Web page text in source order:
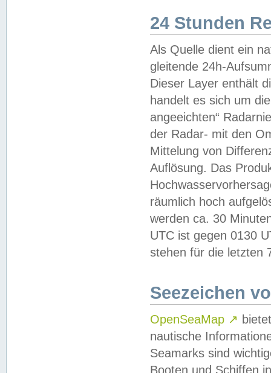
24 Stunden
Als Quelle dient ein
gleitende 24h-
Dieser Layer enthält
handelt es sich um
angeeichten“
der Radar- mit den
Mittelung von
Auflösung. Das
räumlich hoch
werden ca. 30
UTC ist gegen 0130
stehen für die letzten
Seezeichen
OpenSeaMap ↗
nautische
Seamarks sind
Booten und Schiffen